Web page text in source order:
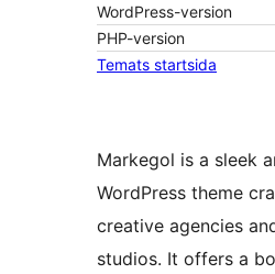
WordPress-version
PHP-version
Temats startsida
Markegol is a sleek
WordPress theme
creative agencies
studios. It offers a